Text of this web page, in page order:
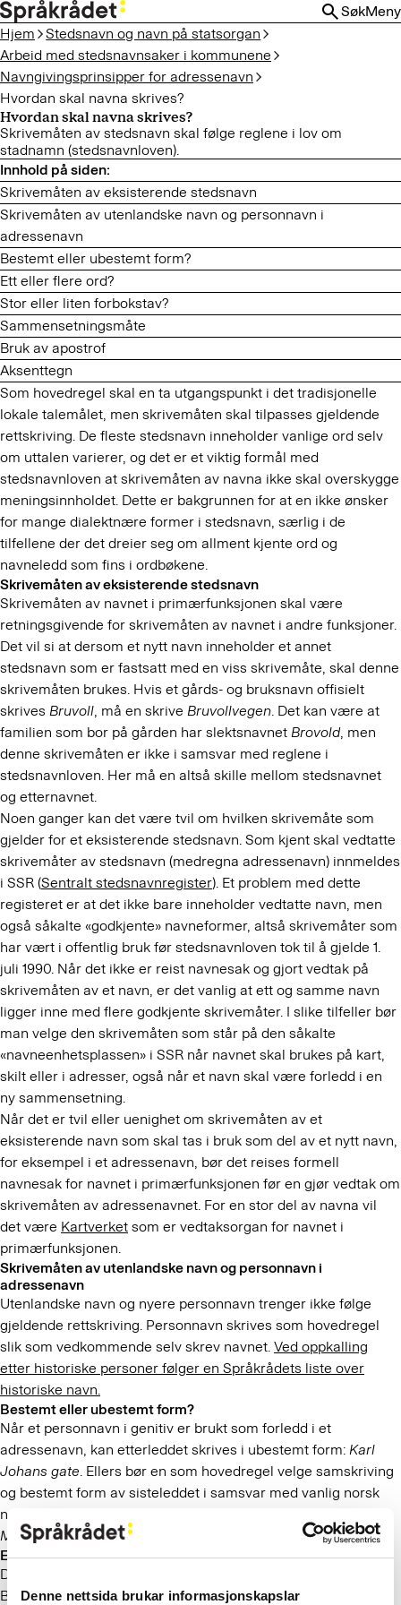
Denne nettsida brukar informasjonskapslar
HOPP
TIL
HOVEDINNHOLD
SøkMeny
Hjem
Stedsnavn og navn på statsorgan
Arbeid med stedsnavnsaker i kommunene
Navngivingsprinsipper for adressenavn
Hvordan skal navna skrives?
Hvordan skal navna skrives?
Skrivemåten av stedsnavn skal følge reglene i lov om
stadnamn (stedsnavnloven).
Skrivemåten av eksisterende stedsnavn
Skrivemåten av utenlandske navn og personnavn i
adressenavn
Bestemt eller ubestemt form?
Ett eller flere ord?
Stor eller liten forbokstav?
Sammensetningsmåte
Bruk av apostrof
Aksenttegn
Som hovedregel skal en ta utgangspunkt i det tradisjonelle
lokale talemålet, men skrivemåten skal tilpasses gjeldende
rettskriving. De fleste stedsnavn inneholder vanlige ord selv
om uttalen varierer, og det er et viktig formål med
stedsnavnloven at skrivemåten av navna ikke skal overskygge
meningsinnholdet. Dette er bakgrunnen for at en ikke ønsker
for mange dialektnære former i stedsnavn, særlig i de
tilfellene der det dreier seg om allment kjente ord og
navneledd som fins i ordbøkene.
Skrivemåten av eksisterende stedsnavn
Skrivemåten av navnet i primærfunksjonen skal være
retningsgivende for skrivemåten av navnet i andre funksjoner.
Det vil si at dersom et nytt navn inneholder et annet
stedsnavn som er fastsatt med en viss skrivemåte, skal denne
skrivemåten brukes. Hvis et gårds- og bruksnavn offisielt
skrives Bruvoll, må en skrive Bruvollvegen. Det kan være at
familien som bor på gården har slektsnavnet Brovold, men
denne skrivemåten er ikke i samsvar med reglene i
stedsnavnloven. Her må en altså skille mellom stedsnavnet
og etternavnet.
Noen ganger kan det være tvil om hvilken skrivemåte som
gjelder for et eksisterende stedsnavn. Som kjent skal vedtatte
skrivemåter av stedsnavn (medregna adressenavn) innmeldes
i SSR (Sentralt stedsnavnregister). Et problem med dette
registeret er at det ikke bare inneholder vedtatte navn, men
også såkalte «godkjente» navneformer, altså skrivemåter som
har vært i offentlig bruk før stedsnavnloven tok til å gjelde 1.
juli 1990. Når det ikke er reist navnesak og gjort vedtak på
skrivemåten av et navn, er det vanlig at ett og samme navn
ligger inne med flere godkjente skrivemåter. I slike tilfeller bør
man velge den skrivemåten som står på den såkalte
«navneenhetsplassen» i SSR når navnet skal brukes på kart,
skilt eller i adresser, også når et navn skal være forledd i en
ny sammensetning.
Når det er tvil eller uenighet om skrivemåten av et
eksisterende navn som skal tas i bruk som del av et nytt navn,
for eksempel i et adressenavn, bør det reises formell
navnesak for navnet i primærfunksjonen før en gjør vedtak om
skrivemåten av adressenavnet. For en stor del av navna vil
det være Kartverket som er vedtaksorgan for navnet i
primærfunksjonen.
Skrivemåten av utenlandske navn og personnavn i
adressenavn
Utenlandske navn og nyere personnavn trenger ikke følge
gjeldende rettskriving. Personnavn skrives som hovedregel
slik som vedkommende selv skrev navnet. Ved oppkalling
etter historiske personer følger en Språkrådets liste over
historiske navn.
Bestemt eller ubestemt form?
Når et personnavn i genitiv er brukt som forledd i et
adressenavn, kan etterleddet skrives i ubestemt form: Karl
Johans gate. Ellers bør en som hovedregel velge samskriving
og bestemt form av sisteleddet i samsvar med vanlig norsk
navnelaging:
Myrsletta,Vøyenalleen
Ett eller flere ord?
De fleste norske stedsnavn både skrives og uttales i ett ord.
Blant gatenavna er det imidlertid en viss tradisjon for